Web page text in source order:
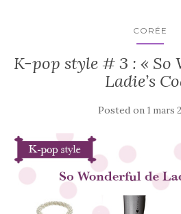
CORÉE
K-pop style # 3 : « So
Ladie’s
Posted on 1 mars